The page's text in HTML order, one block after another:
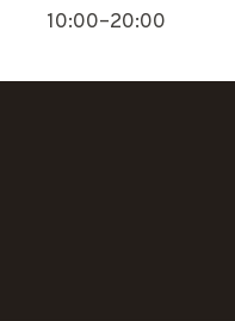
10:00–20:00